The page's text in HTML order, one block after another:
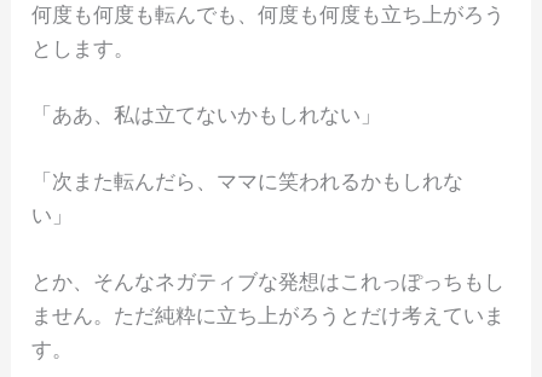
何度も何度も転んでも、何度も何度も立ち上がろう
とします。
「ああ、私は立てないかもしれない」
「次また転んだら、ママに笑われるかもしれな
い」
とか、そんなネガティブな発想はこれっぽっちもし
ません。ただ純粋に立ち上がろうとだけ考えていま
す。